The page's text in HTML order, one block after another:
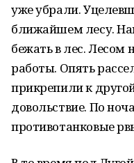
уже убрали.
ближайшем лесу.
бежать в лес. Лесом
работы. Опять
прикрепили к
довольствие. По
противотанковые